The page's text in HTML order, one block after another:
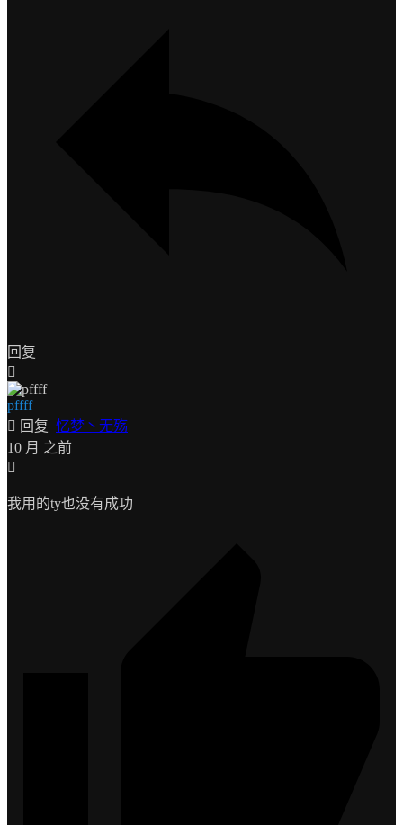
回复
pffff
回复 忆梦丶无殇
10 月 之前
我用的ty也没有成功